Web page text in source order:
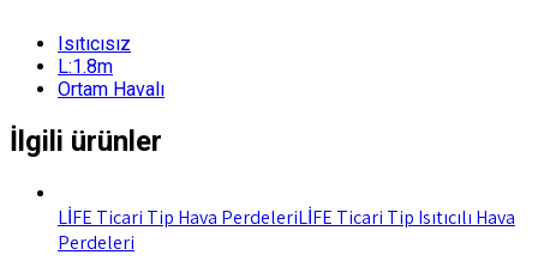
Isıtıcısız
L:1.8m
Ortam Havalı
İlgili ürünler
LİFE Ticari Tip Hava PerdeleriLİFE Ticari Tip Isıtıcılı Hava
Perdeleri